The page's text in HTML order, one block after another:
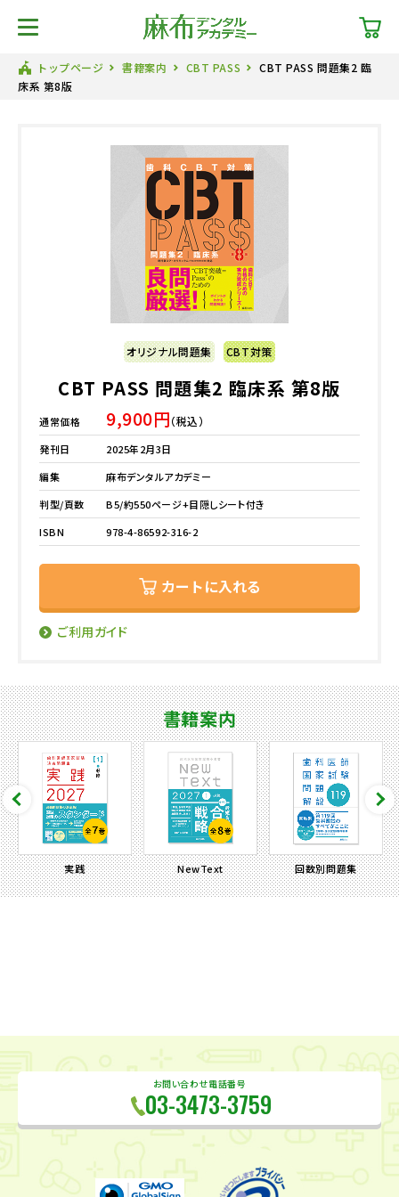
トップページ 書籍案内 CBT PASS
CBT PASS 問題集2 臨
床系 第8版
オリジナル問題集 CBT対策
CBT PASS 問題集2 臨床系 第8版
通常価格 9,900円（税込）
発刊日
2025年2月3日
編集
麻布デンタルアカデミー
判型/頁数
B5/約550ページ+目隠しシート付き
ISBN
978-4-86592-316-2
カートに入れる
ご利用ガイド
書籍案内
実践 NewText 回数別問題集
お問い合わせ電話番号
03-3473-3759